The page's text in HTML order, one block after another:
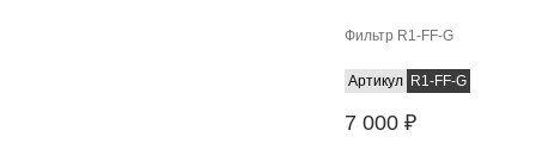
Фильтр R1-FF-G
Артикул R1-FF-G
7 000 ₽